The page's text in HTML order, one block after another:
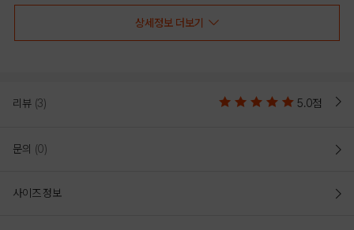
상세정보 더보기
리뷰 (3) 5.0점
문의 (0)
사이즈 정보